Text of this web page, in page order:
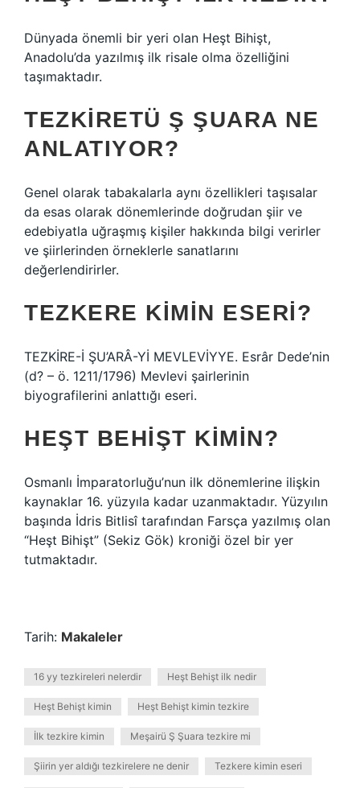
Dünyada önemli bir yeri olan Heşt Bihişt,
Anadolu’da yazılmış ilk risale olma özelliğini
taşımaktadır.
TEZKIRETÜ Ş ŞUARA NE
ANLATIYOR?
Genel olarak tabakalarla aynı özellikleri taşısalar
da esas olarak dönemlerinde doğrudan şiir ve
edebiyatla uğraşmış kişiler hakkında bilgi verirler
ve şiirlerinden örneklerle sanatlarını
değerlendirirler.
TEZKERE KIMIN ESERI?
TEZKİRE-İ ŞU’ARÂ-Yİ MEVLEVİYYE. Esrâr Dede’nin
(d? – ö. 1211/1796) Mevlevi şairlerinin
biyografilerini anlattığı eseri.
HEŞT BEHIŞT KIMIN?
Osmanlı İmparatorluğu’nun ilk dönemlerine ilişkin
kaynaklar 16. yüzyıla kadar uzanmaktadır. Yüzyılın
başında İdris Bitlisî tarafından Farsça yazılmış olan
“Heşt Bihişt” (Sekiz Gök) kroniği özel bir yer
tutmaktadır.
Tarih: Makaleler
16 yy tezkireleri nelerdir Heşt Behişt ilk nedir
Heşt Behişt kimin Heşt Behişt kimin tezkire
İlk tezkire kimin Meşairü Ş Şuara tezkire mi
Şiirin yer aldığı tezkirelere ne denir Tezkere kimin eseri